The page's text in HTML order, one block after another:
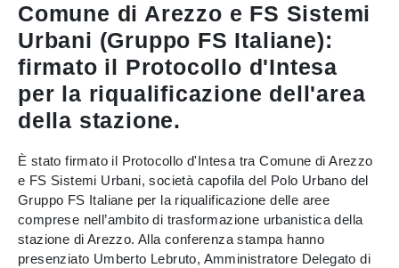
Comune di Arezzo e FS Sistemi
Urbani (Gruppo FS Italiane):
firmato il Protocollo d'Intesa
per la riqualificazione dell'area
della stazione.
È stato firmato il Protocollo d'Intesa tra Comune di Arezzo
e FS Sistemi Urbani, società capofila del Polo Urbano del
Gruppo FS Italiane per la riqualificazione delle aree
comprese nell’ambito di trasformazione urbanistica della
stazione di Arezzo. Alla conferenza stampa hanno
presenziato Umberto Lebruto, Amministratore Delegato di